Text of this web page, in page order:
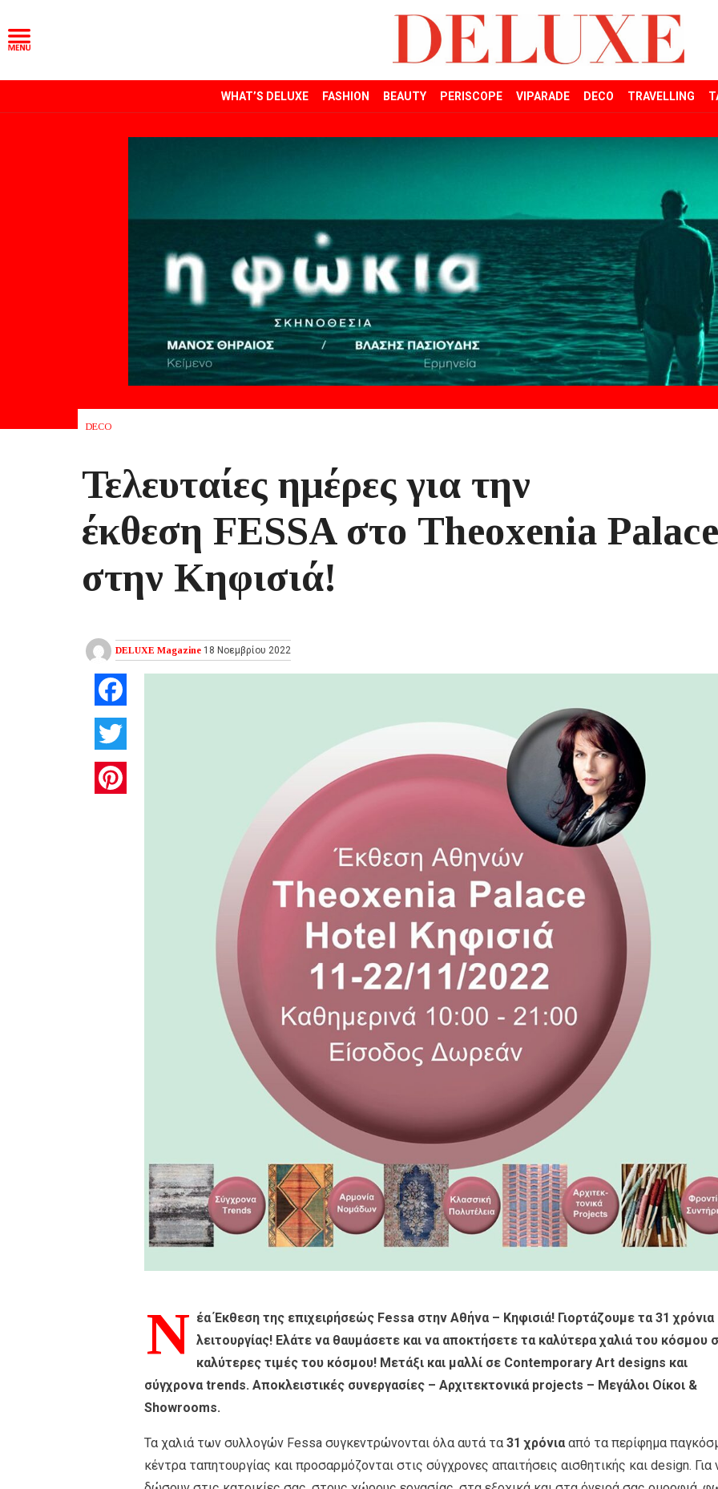
WHAT’S DELUXE FASHION BEAUTY PERISCOPE VIPARADE DECO TRAVELLING
DECO
Τελευταίες ημέρες για την
έκθεση FESSA στο Theoxenia Palace
στην Κηφισιά!
DELUXE Magazine 18 Νοεμβρίου 2022
Ν έα Έκθεση της επιχειρήσεώς Fessa στην Αθήνα – Κηφισιά! Γιορτάζουμε τα 31 χρόνια
λειτουργίας! Ελάτε να θαυμάσετε και να αποκτήσετε τα καλύτερα χαλιά του κόσμου
καλύτερες τιμές του κόσμου! Μετάξι και μαλλί σε Contemporary Art designs και
σύγχρονα trends. Αποκλειστικές συνεργασίες – Αρχιτεκτονικά projects – Μεγάλοι Οίκοι &
Showrooms.
Τα χαλιά των συλλογών Fessa συγκεντρώνονται όλα αυτά τα 31 χρόνιααπό τα περίφημα
κέντρα ταπητουργίας και προσαρμόζονται στις σύγχρονες απαιτήσεις αισθητικής και design. Για